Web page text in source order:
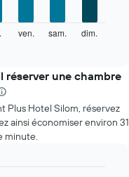
ven. sam. dim.
réserver une chambre
Plus Hotel Silom, réservez
ainsi économiser environ 31
minute.